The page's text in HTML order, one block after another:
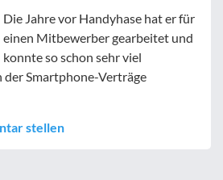
Die Jahre vor Handyhase hat er für
einen Mitbewerber gearbeitet und
konnte so schon sehr viel
der Smartphone-Verträge
stellen